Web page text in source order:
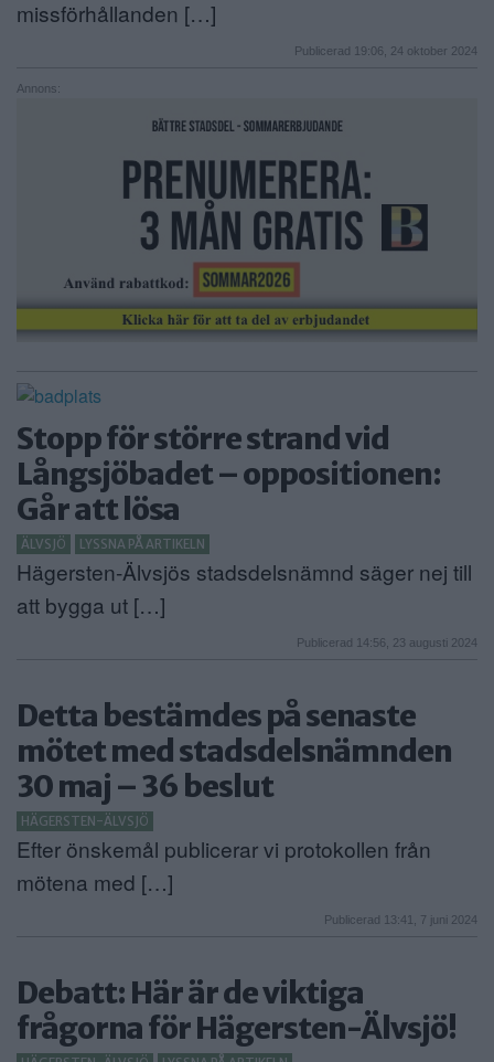
missförhållanden […]
Publicerad 19:06, 24 oktober 2024
Annons:
Stopp för större strand vid
Långsjöbadet – oppositionen:
Går att lösa
ÄLVSJÖ LYSSNA PÅ ARTIKELN
Hägersten-Älvsjös stadsdelsnämnd säger nej till
att bygga ut […]
Publicerad 14:56, 23 augusti 2024
Detta bestämdes på senaste
mötet med stadsdelsnämnden
30 maj – 36 beslut
HÄGERSTEN-ÄLVSJÖ
Efter önskemål publicerar vi protokollen från
mötena med […]
Publicerad 13:41, 7 juni 2024
Debatt: Här är de viktiga
frågorna för Hägersten-Älvsjö!